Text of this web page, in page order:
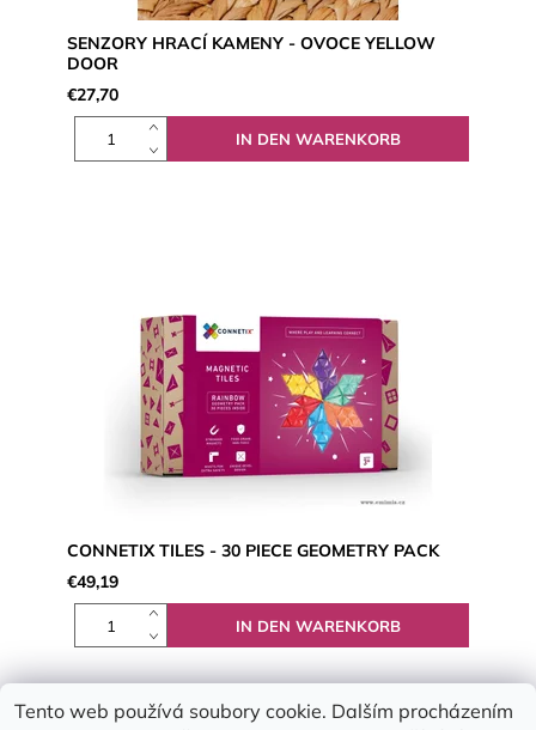
SENZORY HRACÍ KAMENY - OVOCE YELLOW
DOOR
€27,70
CONNETIX TILES - 30 PIECE GEOMETRY PACK
€49,19
Tento web používá soubory cookie. Dalším procházením